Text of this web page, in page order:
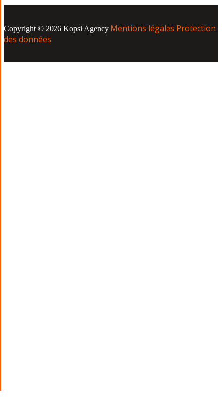
Copyright © 2026 Kopsi Agency Mentions légales Protection
des données